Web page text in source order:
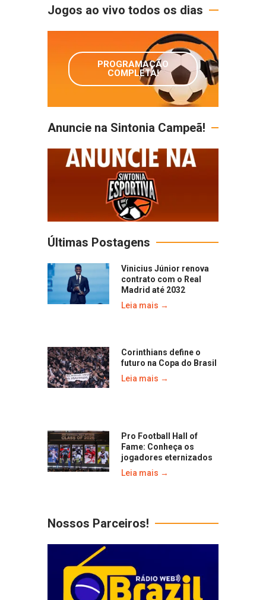
Jogos ao vivo todos os dias
PROGRAMAÇÃO
COMPLETA!
Anuncie na Sintonia Campeã!
Últimas Postagens
Vinicius Júnior renova
contrato com o Real
Madrid até 2032
Leia mais →
Corinthians define o
futuro na Copa do Brasil
Leia mais →
Pro Football Hall of
Fame: Conheça os
jogadores eternizados
Leia mais →
Nossos Parceiros!